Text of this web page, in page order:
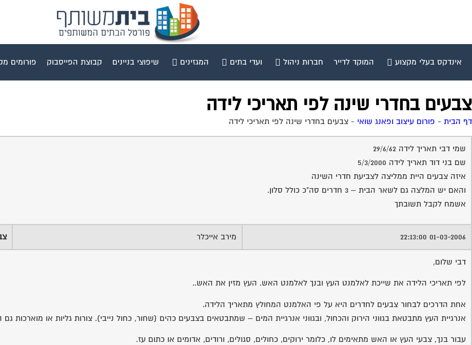
אינדקס בעלי מקצוע המוקד לדייר חברות ניהול ועדי בתים המגזינים שיפוצי בניינים קבוצת הפייסבוק פורומים
צבעים בחדרי שינה לפי תאריכי לידה
דף הבית - פורום עיצוב ופאנג שואי - צבעים בחדרי שינה לפי תאריכי לידה
שמי דבי תאריך לידה 29/6/62
שם בני דוד תאריך לידה 5/3/2000
איזה צבעים היית ממליצה לצביעת חדרי השינה
והאם יש המלצה גם לשאר הבית – 3 חדרים סה"כ כולל סלון.
אשמח לקבל תשובתך
01-03-2006 22:13:00 מירב אייכלר
דבי שלום,
לפי תאריכי הלידה את שייכת לאלמנט העץ ובנך לאלמנט האש. העץ מזין את האש..
אחת הדרכים לבחור צבעים לחדרים היא על פי האלמנט המחולץ מתאריך הלידה.
אנרגיית העץ מתבטאת בגווני הירוק והכחול, ובגווני אנרגיית המים – שמתבטאים בצבעים כהים (שחור, כחול נייבי). צורות גליות או מוארכות
עבור בנך, צבעי העץ או האש מתאימים לו, כלומר ירוקים, כחולים, סגולים, ורודים, אדומים או כתום עז.